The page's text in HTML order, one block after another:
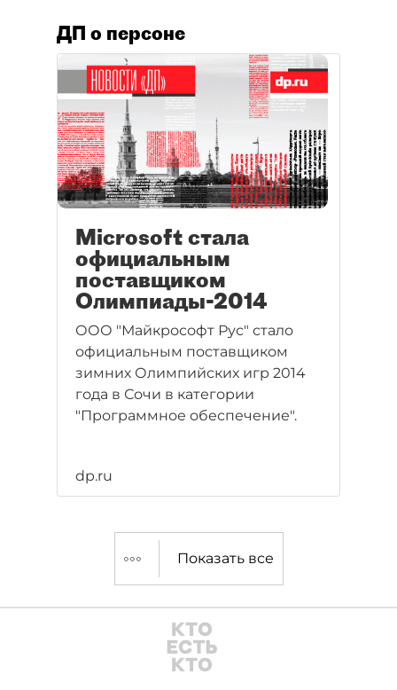
ДП о персоне
Microsoft стала
официальным
поставщиком
Олимпиады-2014
ООО "Майкрософт Рус" стало
официальным поставщиком
зимних Олимпийских игр 2014
года в Сочи в категории
"Программное обеспечение".
dp.ru
Показать все